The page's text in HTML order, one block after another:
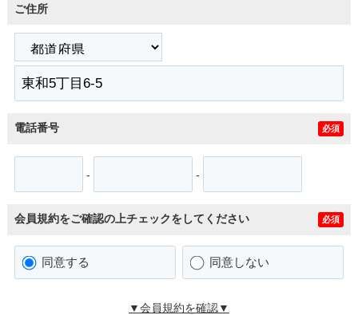
ご住所
電話番号 必須
- -
会員規約をご確認の上チェックをしてください 必須
同意する 同意しない
▼会員規約を確認▼